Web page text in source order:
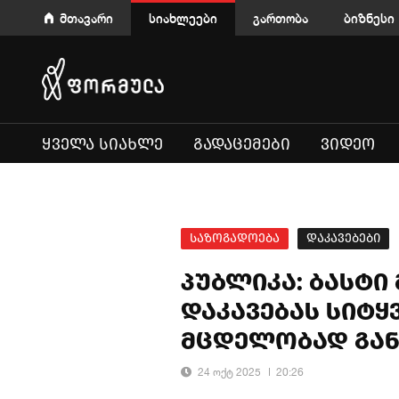
მთავარი სიახლეები გართობა ბიზნესი
ᲧᲕᲔᲚᲐ ᲡᲘᲐᲮᲚᲔ ᲒᲐᲓᲐᲪᲔᲛᲔᲑᲘ ᲕᲘᲓᲔᲝ
საზოგადოება დაკავებები
პუბლიკა:
დაკავებას
მცდელობად
24 ოქტ 2025 20:26